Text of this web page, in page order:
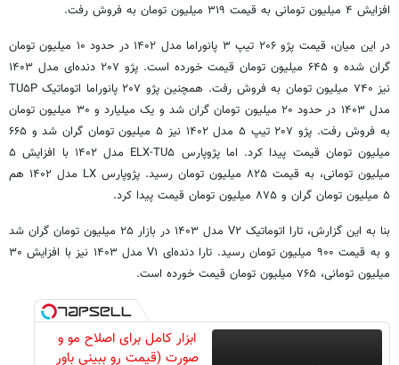
افزایش ۴ میلیون تومانی به قیمت ۳۱۹ میلیون تومان به فروش رفت.
در این میان، قیمت پژو ۲۰۶ تیپ ۳ پانوراما مدل ۱۴۰۲ در حدود ۱۰ میلیون تومان
گران شده و ۶۴۵ میلیون تومان قیمت خورده است. پژو ۲۰۷ دنده‌ای مدل ۱۴۰۳
نیز ۷۴۰ میلیون تومان به فروش رفت. همچنین پژو ۲۰۷ پانوراما اتوماتیک TU۵P
مدل ۱۴۰۳ در حدود ۲۰ میلیون تومان گران شد و یک میلیارد و ۳۰ میلیون تومان
به فروش رفت. پژو ۲۰۷ تیپ ۵ مدل ۱۴۰۲ نیز ۵ میلیون تومان گران شد و ۶۶۵
میلیون تومان قیمت پیدا کرد. اما پژوپارس ELX-TU۵ مدل ۱۴۰۲ با افزایش ۵
میلیون تومانی، به قیمت ۸۲۵ میلیون تومان رسید. پژوپارس LX مدل ۱۴۰۲ هم
۵ میلیون تومان گران و ۸۷۵ میلیون تومان قیمت پیدا کرد.
بنا به این گزارش، تارا اتوماتیک V۲ مدل ۱۴۰۳ در بازار ۲۵ میلیون تومان گران شد
و به قیمت ۹۰۰ میلیون تومان رسید. تارا دنده‌ای V۱ مدل ۱۴۰۳ نیز با افزایش ۳۰
میلیون تومانی، ۷۶۵ میلیون تومان قیمت خورده است.
ابزار کامل برای اصلاح مو و
صورت (قیمت رو ببینی باور